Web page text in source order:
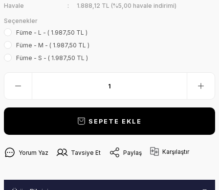
Havale
1.888,12 TL (%5,00 havale indirimi)
Seçenekler
Füme - L - ( 1.987,50 TL )
Füme - M - ( 1.987,50 TL )
Füme - S - ( 1.987,50 TL )
SEPETE EKLE
Yorum Yaz Tavsiye Et Paylaş Karşılaştır